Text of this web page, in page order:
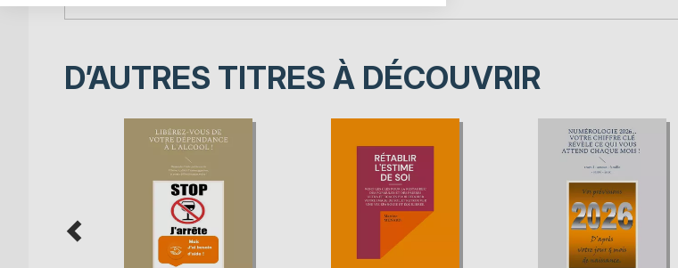
D’AUTRES TITRES À DÉCOUVRIR